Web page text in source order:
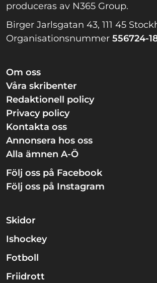
produceras av N365 Group.
Birger Jarlsgatan 43, 111 45
Organisationsnummer 556724-
Om oss
Våra skribenter
Redaktionell policy
Privacy policy
Kontakta oss
Annonsera hos oss
Alla ämnen A-Ö
Följ oss på Facebook
Följ oss på Instagram
Skidor
Ishockey
Fotboll
Friidrott